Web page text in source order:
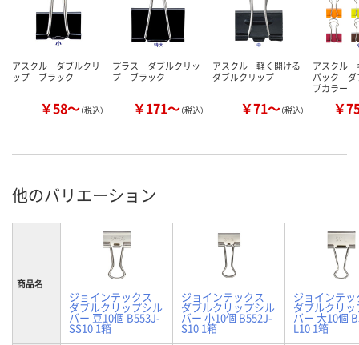
アスクル ダブルクリ
ップ ブラック
￥58～（税込）
プラス ダブルクリッ
プ ブラック
￥171～（税込）
アスクル 軽く開ける
ダブルクリップ
￥71～（税込）
アスクル
パック ダ
プカラー
￥
他のバリエーション
商品名
ジョインテックス
ダブルクリップシル
バー 豆10個 B553J-
SS10 1箱
ジョインテックス
ダブルクリップシル
バー 小10個 B552J-
S10 1箱
ジョインテッ
ダブルクリ
バー 大10個
L10 1箱